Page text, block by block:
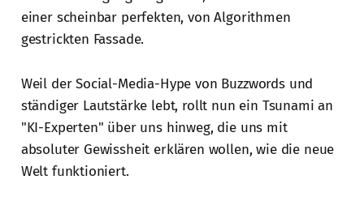
einer scheinbar perfekten, von Algorithmen
gestrickten Fassade.
Weil der Social-Media-Hype von Buzzwords und
ständiger Lautstärke lebt, rollt nun ein Tsunami an
"KI-Experten" über uns hinweg, die uns mit
absoluter Gewissheit erklären wollen, wie die neue
Welt funktioniert.